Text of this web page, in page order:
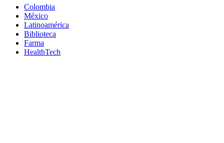
Colombia
México
Latinoamérica
Biblioteca
Farma
HealthTech